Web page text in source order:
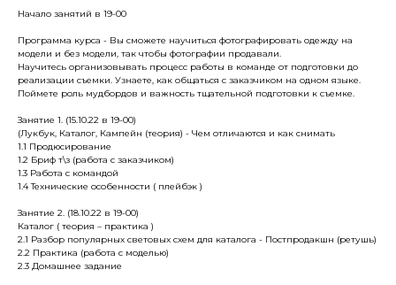
Начало занятий в 19-00
Программа курса - Вы сможете научиться фотографировать одежду на
модели и без модели, так чтобы фотографии продавали.
Научитесь организовывать процесс работы в команде от подготовки до
реализации съемки. Узнаете, как общаться с заказчиком на одном языке.
Поймете роль мудбордов и важность тщательной подготовки к съемке.
Занятие 1. (15.10.22 в 19-00)
(Лукбук, Каталог, Кампейн (теория) - Чем отличаются и как снимать
1.1 Продюсирование
1.2 Бриф т\з (работа с заказчиком)
1.3 Работа с командой
1.4 Технические особенности ( плейбэк )
Занятие 2. (18.10.22 в 19-00)
Каталог ( теория – практика )
2.1 Разбор популярных световых схем для каталога - Постпродакшн (ретушь)
2.2 Практика (работа с моделью)
2.3 Домашнее задание